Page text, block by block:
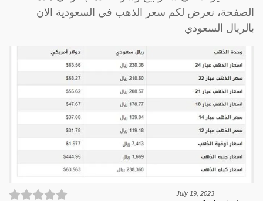
الصفحة، نعرض لكم سعر الذهب في السعودية الان
بالريال السعودي
July 19, 2023